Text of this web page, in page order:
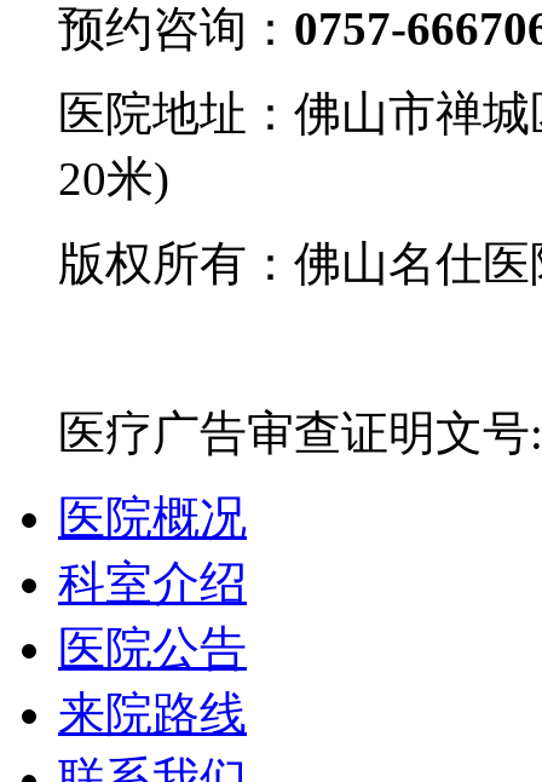
预约咨询： 0757-
医院地址：佛山市禅
20米)
版权所有：佛山名仕
医疗广告审查证明文
医院概况
科室介绍
医院公告
来院路线